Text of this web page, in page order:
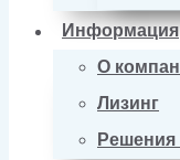
Информация
О
Лизинг
Решения